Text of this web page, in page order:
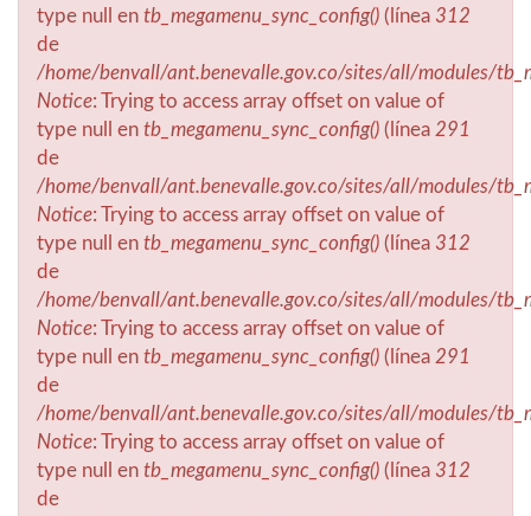
type null en tb_megamenu_sync_config() (línea 312
de
/home/benvall/ant.benevalle.gov.co/sites/all/modules/
Notice: Trying to access array offset on value of
type null en tb_megamenu_sync_config() (línea 291
de
/home/benvall/ant.benevalle.gov.co/sites/all/modules/
Notice: Trying to access array offset on value of
type null en tb_megamenu_sync_config() (línea 312
de
/home/benvall/ant.benevalle.gov.co/sites/all/modules/
Notice: Trying to access array offset on value of
type null en tb_megamenu_sync_config() (línea 291
de
/home/benvall/ant.benevalle.gov.co/sites/all/modules/
Notice: Trying to access array offset on value of
type null en tb_megamenu_sync_config() (línea 312
de